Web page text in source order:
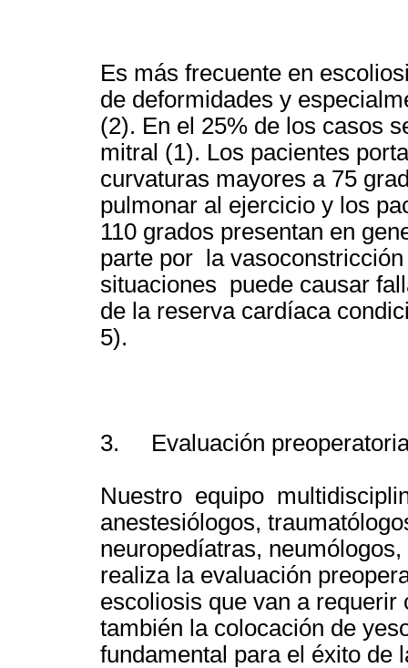
Es más frecuente en
de deformidades y
(2). En el 25% de los casos
mitral (1). Los pacientes
curvaturas mayores a 75
pulmonar al ejercicio y los
110 grados presentan en
parte por la
situaciones puede causar
de la reserva cardíaca
5).
3. Evaluación
Nuestro equipo
anestesiólogos,
neuropedíatras,
realiza la evaluación
escoliosis que van a
también la colocación de
fundamental para el éxito de